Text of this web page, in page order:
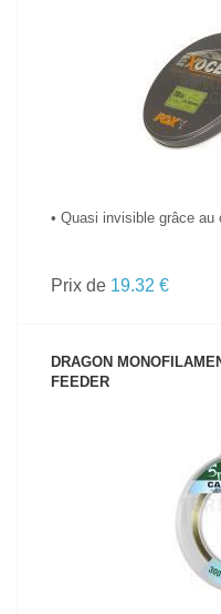
• Quasi invisible grâce
Prix de 19.32 €
DRAGON
FEEDER